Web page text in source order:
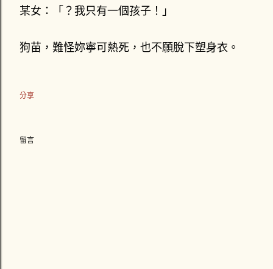
某女：「？我只有一個孩子！」
狗苗，難怪妳寧可熱死，也不願脫下塑身衣。
分享
留言